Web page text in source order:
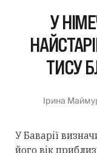
У
ТИСУ
Ірина
У Баварії
його вік